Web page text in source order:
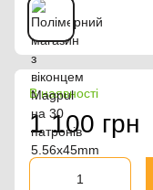
В наявності
1 100 грн